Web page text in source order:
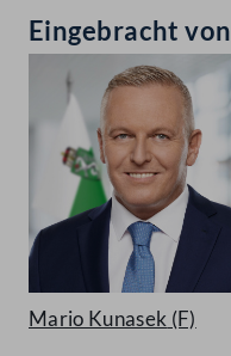
Eingebracht von
Mario Kunasek (F)